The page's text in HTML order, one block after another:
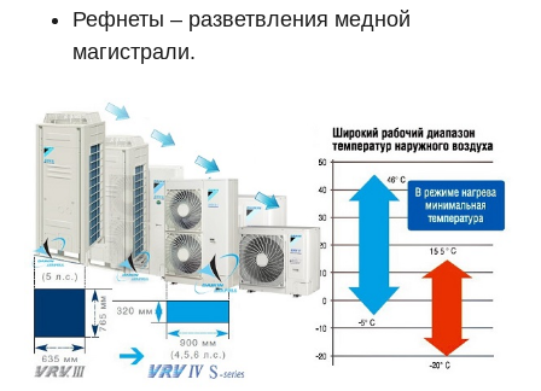
Рефнеты – разветвления медной
магистрали.